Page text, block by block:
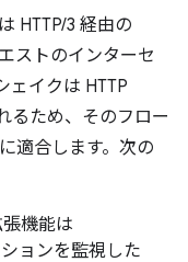
HTTP/3 経由の
ストのインターセ
ェイクは HTTP
るため、そのフロー
適合します。次の
機能は
ョンを監視した